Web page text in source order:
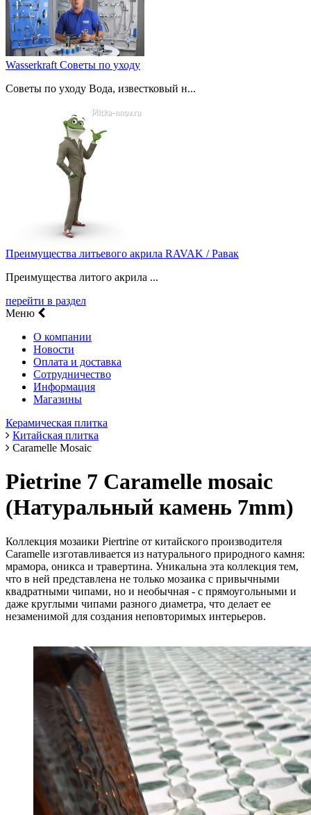
Wasserkraft Советы по уходу
Советы по уходу Вода, известковый н...
Преимущества литьевого акрила RAVAK / Равак
Преимущества литого акрила ...
перейти в раздел
Меню
О компании
Новости
Оплата и доставка
Сотрудничество
Информация
Магазины
Керамическая плитка
Китайская плитка
Caramelle Mosaic
Pietrine 7 Caramelle mosaic
(Натуральный камень 7mm)
Коллекция мозаики Piertrine от китайского производителя
Caramelle изготавливается из натурального природного камня:
мрамора, оникса и травертина. Уникальна эта коллекция тем,
что в ней представлена не только мозаика с привычными
квадратными чипами, но и необычная - с прямоугольными и
даже круглыми чипами разного диаметра, что делает ее
незаменимой для создания неповторимых интерьеров.